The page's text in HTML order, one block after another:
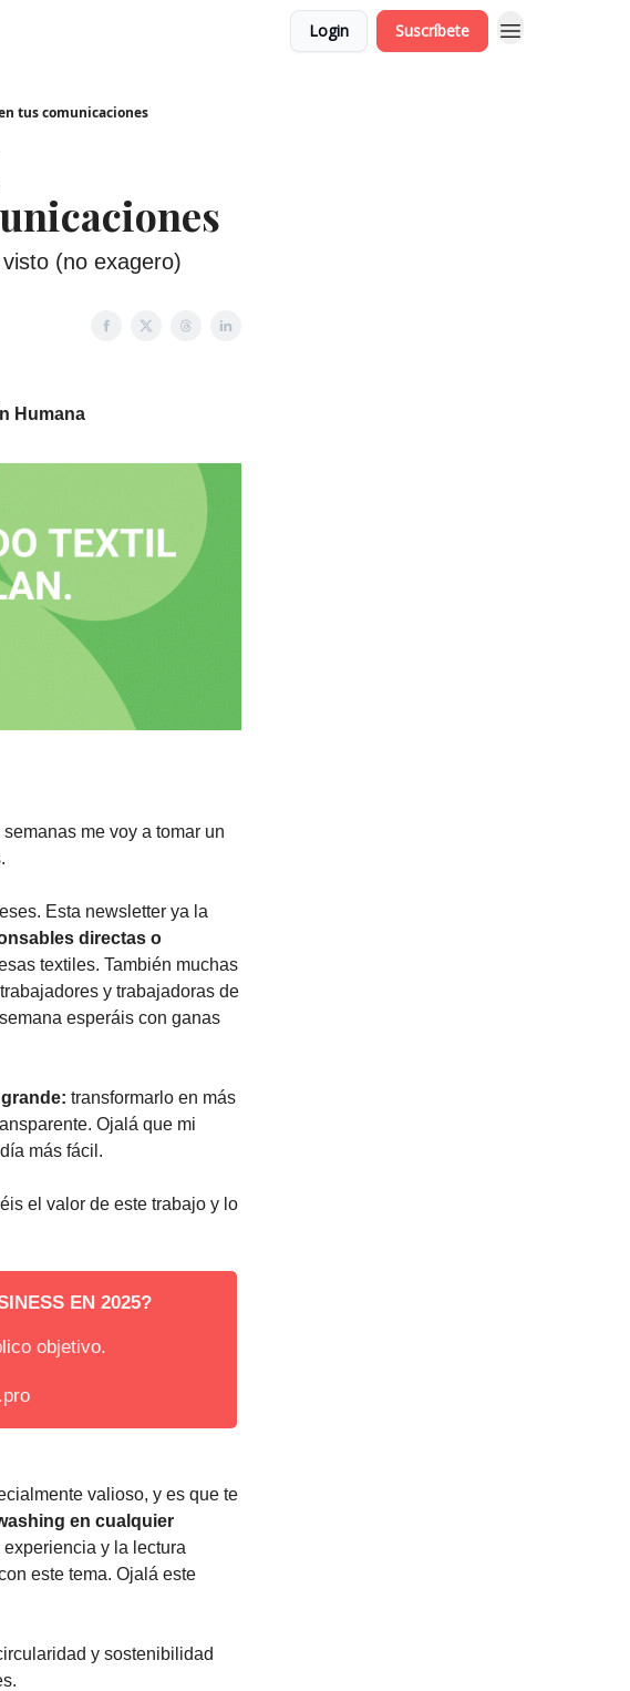
Login Suscríbete
tus comunicaciones
(no exagero)
Humana
semanas me voy a tomar un
Esta newsletter ya la
directas o
textiles. También muchas
y trabajadoras de
esperáis con ganas
transformarlo en más
Ojalá que mi
más fácil.
el valor de este trabajo y lo
EN 2025?
objetivo.
valioso, y es que te
en cualquier
y la lectura
este tema. Ojalá este
y sostenibilidad